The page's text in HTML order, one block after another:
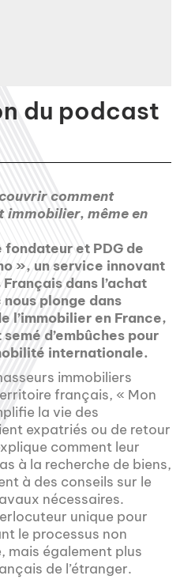
du podcast
comment
même en
et PDG de
», un service innovant
dans l’achat
plonge dans
l’immobilier en France,
d’embûches pour
internationale.
immobiliers
français, « Mon
la vie des
expatriés ou de retour
comment leur
à la recherche de biens,
à des conseils sur le
nécessaires.
unique pour
le processus non
mais également plus
de l’étranger.